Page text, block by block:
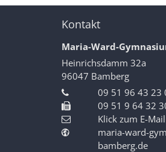
Kontakt
Maria-Ward-
Heinrichsdamm 32a
96047 Bamberg
09 51 96 43 23
09 51 9 64 32
Klick zum E-
maria-ward-
bamberg.de